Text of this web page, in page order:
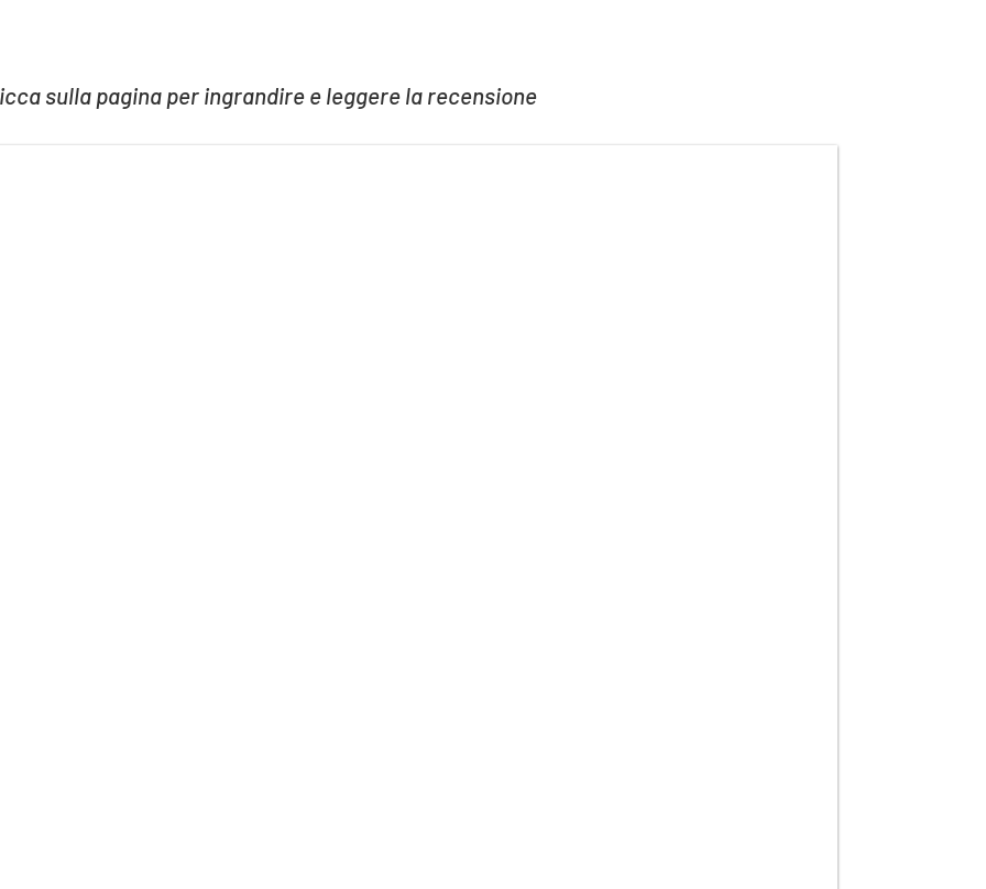
sulla pagina per ingrandire e leggere la recensione